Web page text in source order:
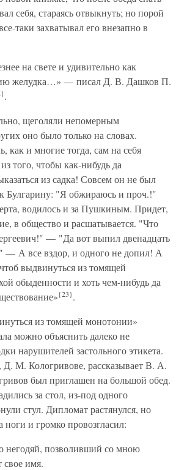
себя, стараясь отвыкнуть; но порой
таки захватывал его внезапно в
на свете и удивительно как
желудка…» — писал Д. В. Дашков П.
.
щеголяли непомерным
оно было только на словах.
как и многие тогда, сам на себя
того, чтобы как-нибудь да
из садка! Совсем он не был
Булгарину: "Я обжираюсь и проч.!"
водилось и за Пушкиным. Придет,
в общество и расшатывается. "Что
— "Да вот выпил двенадцать
— А все вздор, и одного не допил! А
выдвинуться из томящей
обыденности и хоть чем-нибудь да
{23}.
из томящей монотонии»
можно объяснить далеко не
нарушителей застольного этикета.
М. Кологривове, рассказывает В. А.
был приглашен на большой обед.
за стол, из-под одного
стул. Дипломат растянулся, но
ноги и громко провозгласил:
позволивший со мною
свое имя.